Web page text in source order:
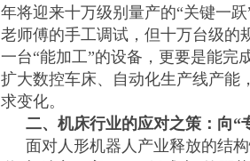
年将迎来十万级别量产的“关键一
老师傅的手工调试，但十万台级的
一台“能加工”的设备，更要是能完
扩大数控车床、自动化生产线产能
求变化。
二、机床行业的应对之策：向“
面对人形机器人产业释放的结